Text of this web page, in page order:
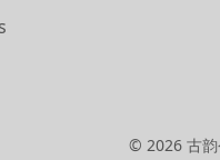
© 2026古韵